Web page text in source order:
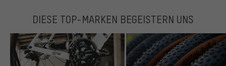
DIESE TOP-MARKEN BEGEISTERN UNS